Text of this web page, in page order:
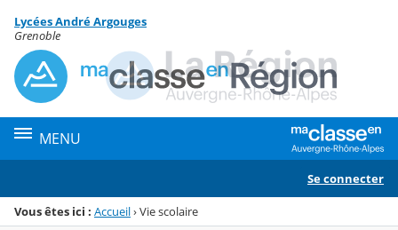
Menu de la rubrique
Contenu
Lycées André Argouges
Grenoble
MENU
Se connecter
Vous êtes ici : Accueil›Vie scolaire